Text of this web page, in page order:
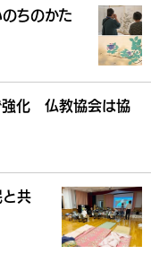
ちのかた
強化 仏教協会は協
と共